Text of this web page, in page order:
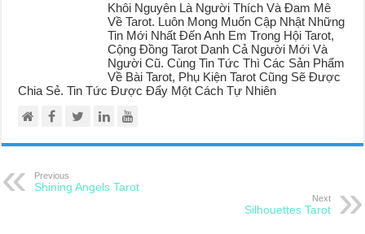
Khôi Nguyên Là Người Thích Và Đam Mê
Về Tarot. Luôn Mong Muốn Cập Nhật Những
Tin Mới Nhất Đến Anh Em Trong Hội Tarot,
Cộng Đồng Tarot Danh Cả Người Mới Và
Người Cũ. Cùng Tin Tức Thì Các Sản Phẩm
Về Bài Tarot, Phụ Kiện Tarot Cũng Sẽ Được
Chia Sẻ. Tin Tức Được Đẩy Một Cách Tự Nhiên
Previous
Shining Angels Tarot
Next
Silhouettes Tarot